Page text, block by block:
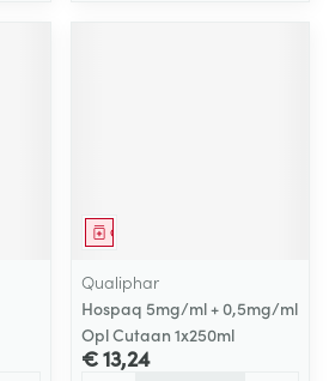
Geneesmiddel
Qualiphar
Hospaq 5mg/ml + 0,5mg/ml
Opl Cutaan 1x250ml
€ 13,24